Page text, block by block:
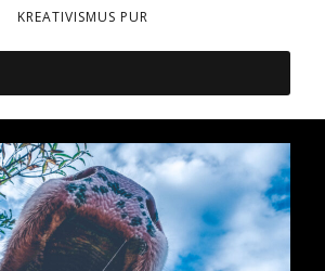
KREATIVISMUS PUR